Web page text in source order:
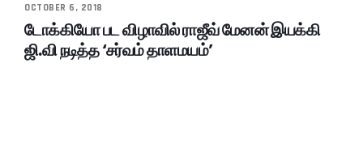
OCTOBER 6, 2018
டோக்கியோ பட விழாவில் ராஜீவ் மேனன் இயக்கி
ஜி.வி நடித்த ‘சர்வம் தாளமயம்’